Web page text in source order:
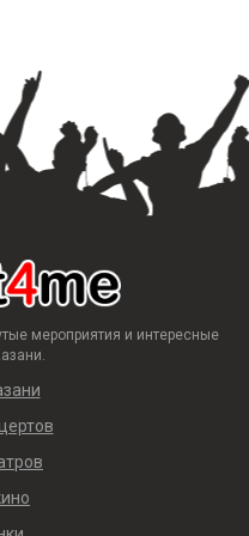
мероприятия и интересные